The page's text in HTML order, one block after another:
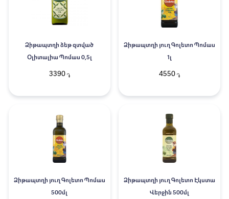
Ձիթապտղի ձեթ զտված
Օլիտալիա Պոմաս 0,5լ
3390֏
Ձիթապտղի յուղ Գոլետո Պոմաս
1լ
4550 ֏
Ձիթապտղի յուղ Գոլետո Պոմաս
500մլ
Ձիթապտղի յուղ Գոլետո Էկստա
Վերջին 500մլ